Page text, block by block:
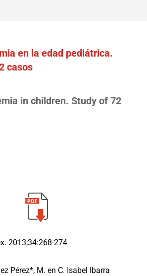
en la edad pediátrica.
casos
in children. Study of 72
2013;34:268-274
Pérez*, M. en C. Isabel Ibarra